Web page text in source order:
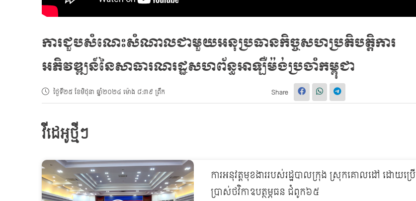
ការជួបសំណេះសំណាលជាមួយអនុប្រធានកិច្ចសហប្រតិបត្តិការ
អភិវឌ្ឍន៍នៃសាធារណរដ្ឋសហព័ន្ធអាឡឺម៉ង់ប្រចាំកម្ពុជា
ថ្ងៃទី២៥ ខែមិថុនា ឆ្នាំ២០២៤ ម៉ោង ៨:៣៩ ព្រឹក Share
វីដេអូថ្មីៗ
ការអនុវត្តមុខងាររបស់រដ្ឋបាលក្រុង ស្រុកគោលដៅ ដោយប្រើ
ប្រាស់ថវិកាឧបត្ថម្ភធន ជំពូក៦៥